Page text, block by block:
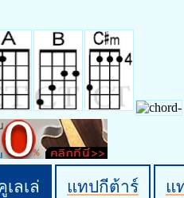
ลเล่ แทปกีต้าร์ แ